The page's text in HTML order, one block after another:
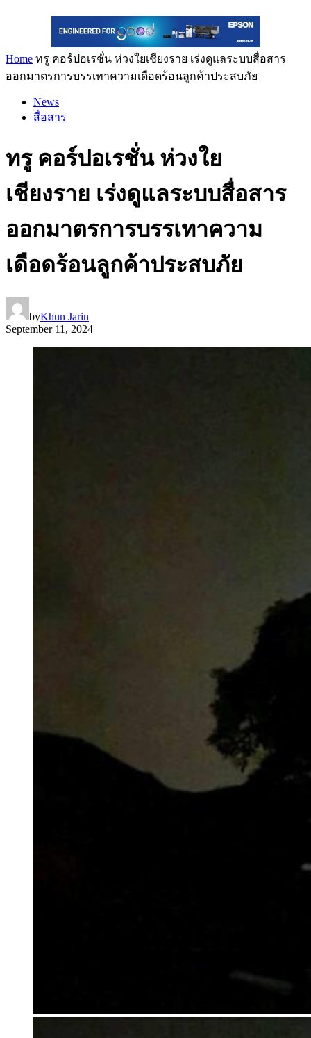
Home ทรู คอร์ปอเรชั่น ห่วงใยเชียงราย เร่งดูแลระบบสื่อสาร
ออกมาตรการบรรเทาความเดือดร้อนลูกค้าประสบภัย
News
สื่อสาร
ทรู คอร์ปอเรชั่น ห่วงใย
เชียงราย เร่งดูแลระบบสื่อสาร
ออกมาตรการบรรเทาความ
เดือดร้อนลูกค้าประสบภัย
byKhun Jarin
September 11, 2024